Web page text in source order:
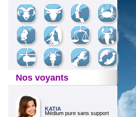
Nos voyants
KATIA
Médium pure sans support